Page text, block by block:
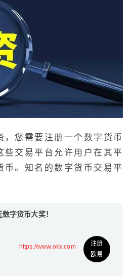
，您需要注册一个数字货币
些交易平台允许用户在其平
币。知名的数字货币交易平
字货币大奖！
https://www.okx.com
注册
欧易